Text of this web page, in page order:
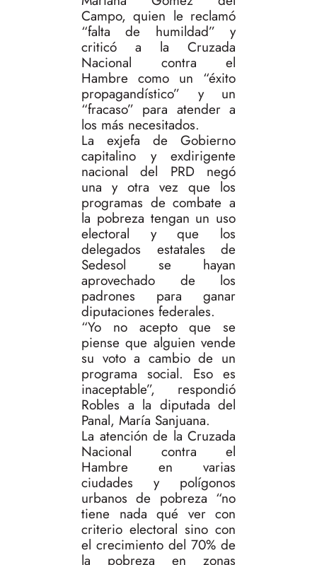
Campo, quien le reclamó
“falta de humildad” y
criticó a la Cruzada
Nacional contra el
Hambre como un “éxito
propagandístico” y un
“fracaso” para atender a
los más necesitados.
La exjefa de Gobierno
capitalino y exdirigente
nacional del PRD negó
una y otra vez que los
programas de combate a
la pobreza tengan un uso
electoral y que los
delegados estatales de
Sedesol se hayan
aprovechado de los
padrones para ganar
diputaciones federales.
“Yo no acepto que se
piense que alguien vende
su voto a cambio de un
programa social. Eso es
inaceptable”, respondió
Robles a la diputada del
Panal, María Sanjuana.
La atención de la Cruzada
Nacional contra el
Hambre en varias
ciudades y polígonos
urbanos de pobreza “no
tiene nada qué ver con
criterio electoral sino con
el crecimiento del 70% de
la pobreza en zonas